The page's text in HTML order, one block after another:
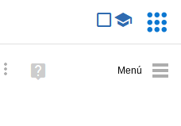
Búsqueda avanzada
Ayuda
(en